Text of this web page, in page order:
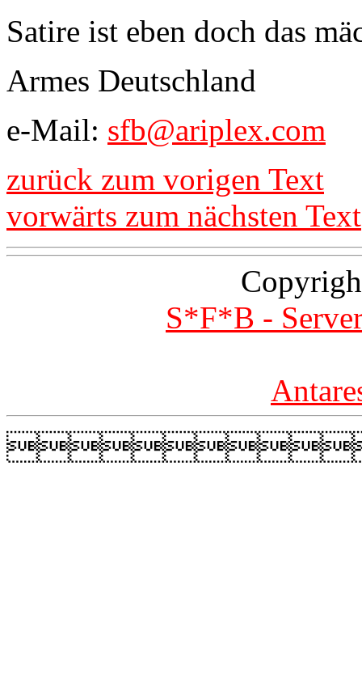
Satire ist eben doch das
Armes Deutschland
e-Mail: sfb@ariplex.com
zurück zum vorigen Text
vorwärts zum nächsten Text
S*F*B -